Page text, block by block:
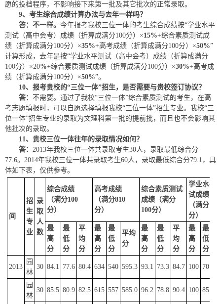
愿的投档程序，不影响接下来第一批及其它批次的正常录取。
9、考生综合成绩计算办法与去年一样吗？
答： 不一样。 今年报考我校三位一体的考生综合成绩按“学业水平
测试（高中会考）成绩（折算成满分100分）×15%+综合素质测试成
绩（折算成满分100分）×35%+高考成绩（折算成满分100分）×50%”
计算形成，去年是按“学业水平测试（高中会考）成绩（折算成满分
100分）×20%+综合素质测试成绩（折算成满分100分）×30%+高考成
绩（折算成满分100分）×50%”。
10、报考贵校的“三位一体”招生，是否需要与贵校签订协议？
答： 不需要。通过了我校“三位一体”综合素质测试的考生，在高
考志愿填报时，可以自愿选择填报我校“三位一体”招生专业。我校“三
位一体”招生专业的录取为文理科第一批的提前批，而且也不会影响其
他批次的录取。
11、 贵校三位一体往年的录取情况如何？
答： 2013年我校三位一体共录取考生30人，录取最低综合分
77.6。2014年我校三位一体共录取考生60人，录取最低综合分79.1，具
体如下表，仅供参考。
间
招
生
专
业
录
取
人
数
综合成绩
（满分100
分）
高考成绩
（满分810
分）
综合素质测试
成绩（满分
100分）
学业水平
试成绩
（满分100
分）
最
高
分
最
低
分
平
均
分
最
高
分
最
低
分
平均
分
最
高
分
最
低
分
平
均
分
最
高
分
最
低
分
2013
园
林
30 84.1 77.6 80.4 634 540 595.3 93.1 73.3 84.7 100 70
园
林
30 85.5 80.9 82.5 615 557 585.0 96.2 78.8 90.4 100 85